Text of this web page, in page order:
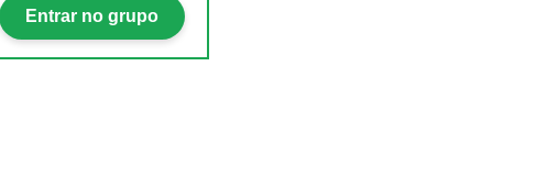
Entrar no grupo